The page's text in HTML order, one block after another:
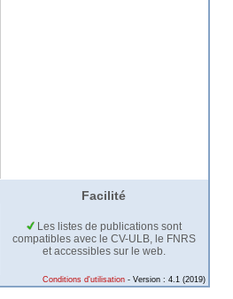
Facilité
Les listes de publications sont
compatibles avec le CV-ULB, le FNRS
et accessibles sur le web.
Conditions d'utilisation - Version : 4.1 (2019)